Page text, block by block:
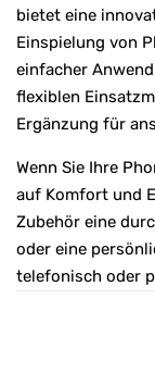
bietet eine
Einspielung von
einfacher
flexiblen
Ergänzung für
Wenn Sie Ihre
auf Komfort und
Zubehör eine
oder eine
telefonisch oder